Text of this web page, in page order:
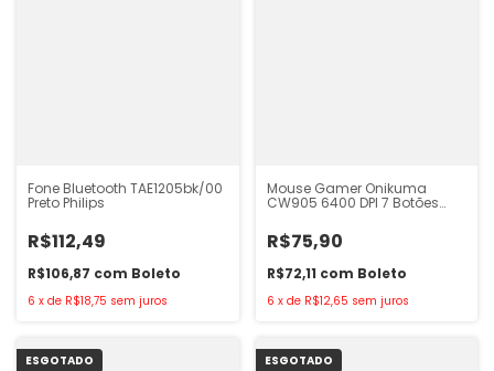
Fone Bluetooth TAE1205bk/00
Preto Philips
R$112,49
R$106,87 com Boleto
6 x de R$18,75 sem juros
Mouse Gamer Onikuma
CW905 6400 DPI 7 Botões
R$75,90
R$72,11 com Boleto
6 x de R$12,65 sem juros
ESGOTADO ESGOTADO